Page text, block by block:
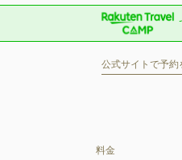
公式サイトで予約
料金